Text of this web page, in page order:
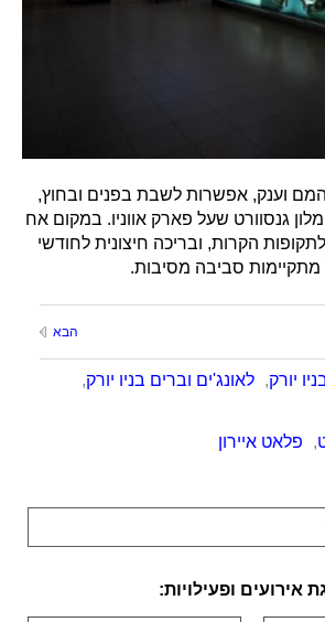
וענק, אפשרות לשבת בפנים ובחוץ,
בקומה 20 של מלון גנסוורט שעל פארק אווניו. במקום אח
הקרות, ובריכה חיצונית לחודשי
סביבה מסיבות.
הבא
יורק, לאונג'ים וברים בניו יורק,
, פלאט איירון
אירועים ופעילויות: